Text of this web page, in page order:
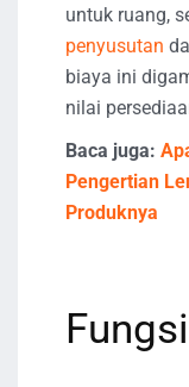
untuk ruang,
penyusutan
biaya ini
nilai
Baca juga:
Pengertian
Produknya